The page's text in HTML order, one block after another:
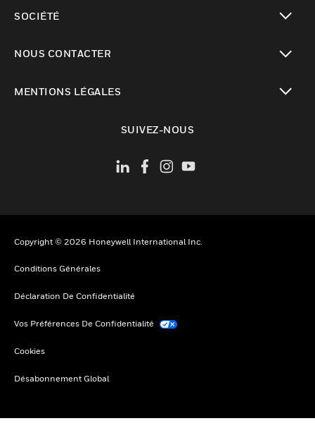
SOCIÉTÉ
NOUS CONTACTER
MENTIONS LÉGALES
SUIVEZ-NOUS
Copyright © 2026 Honeywell International Inc.
Conditions Générales
Déclaration De Confidentialité
Vos Préférences De Confidentialité
Cookies
Désabonnement Global